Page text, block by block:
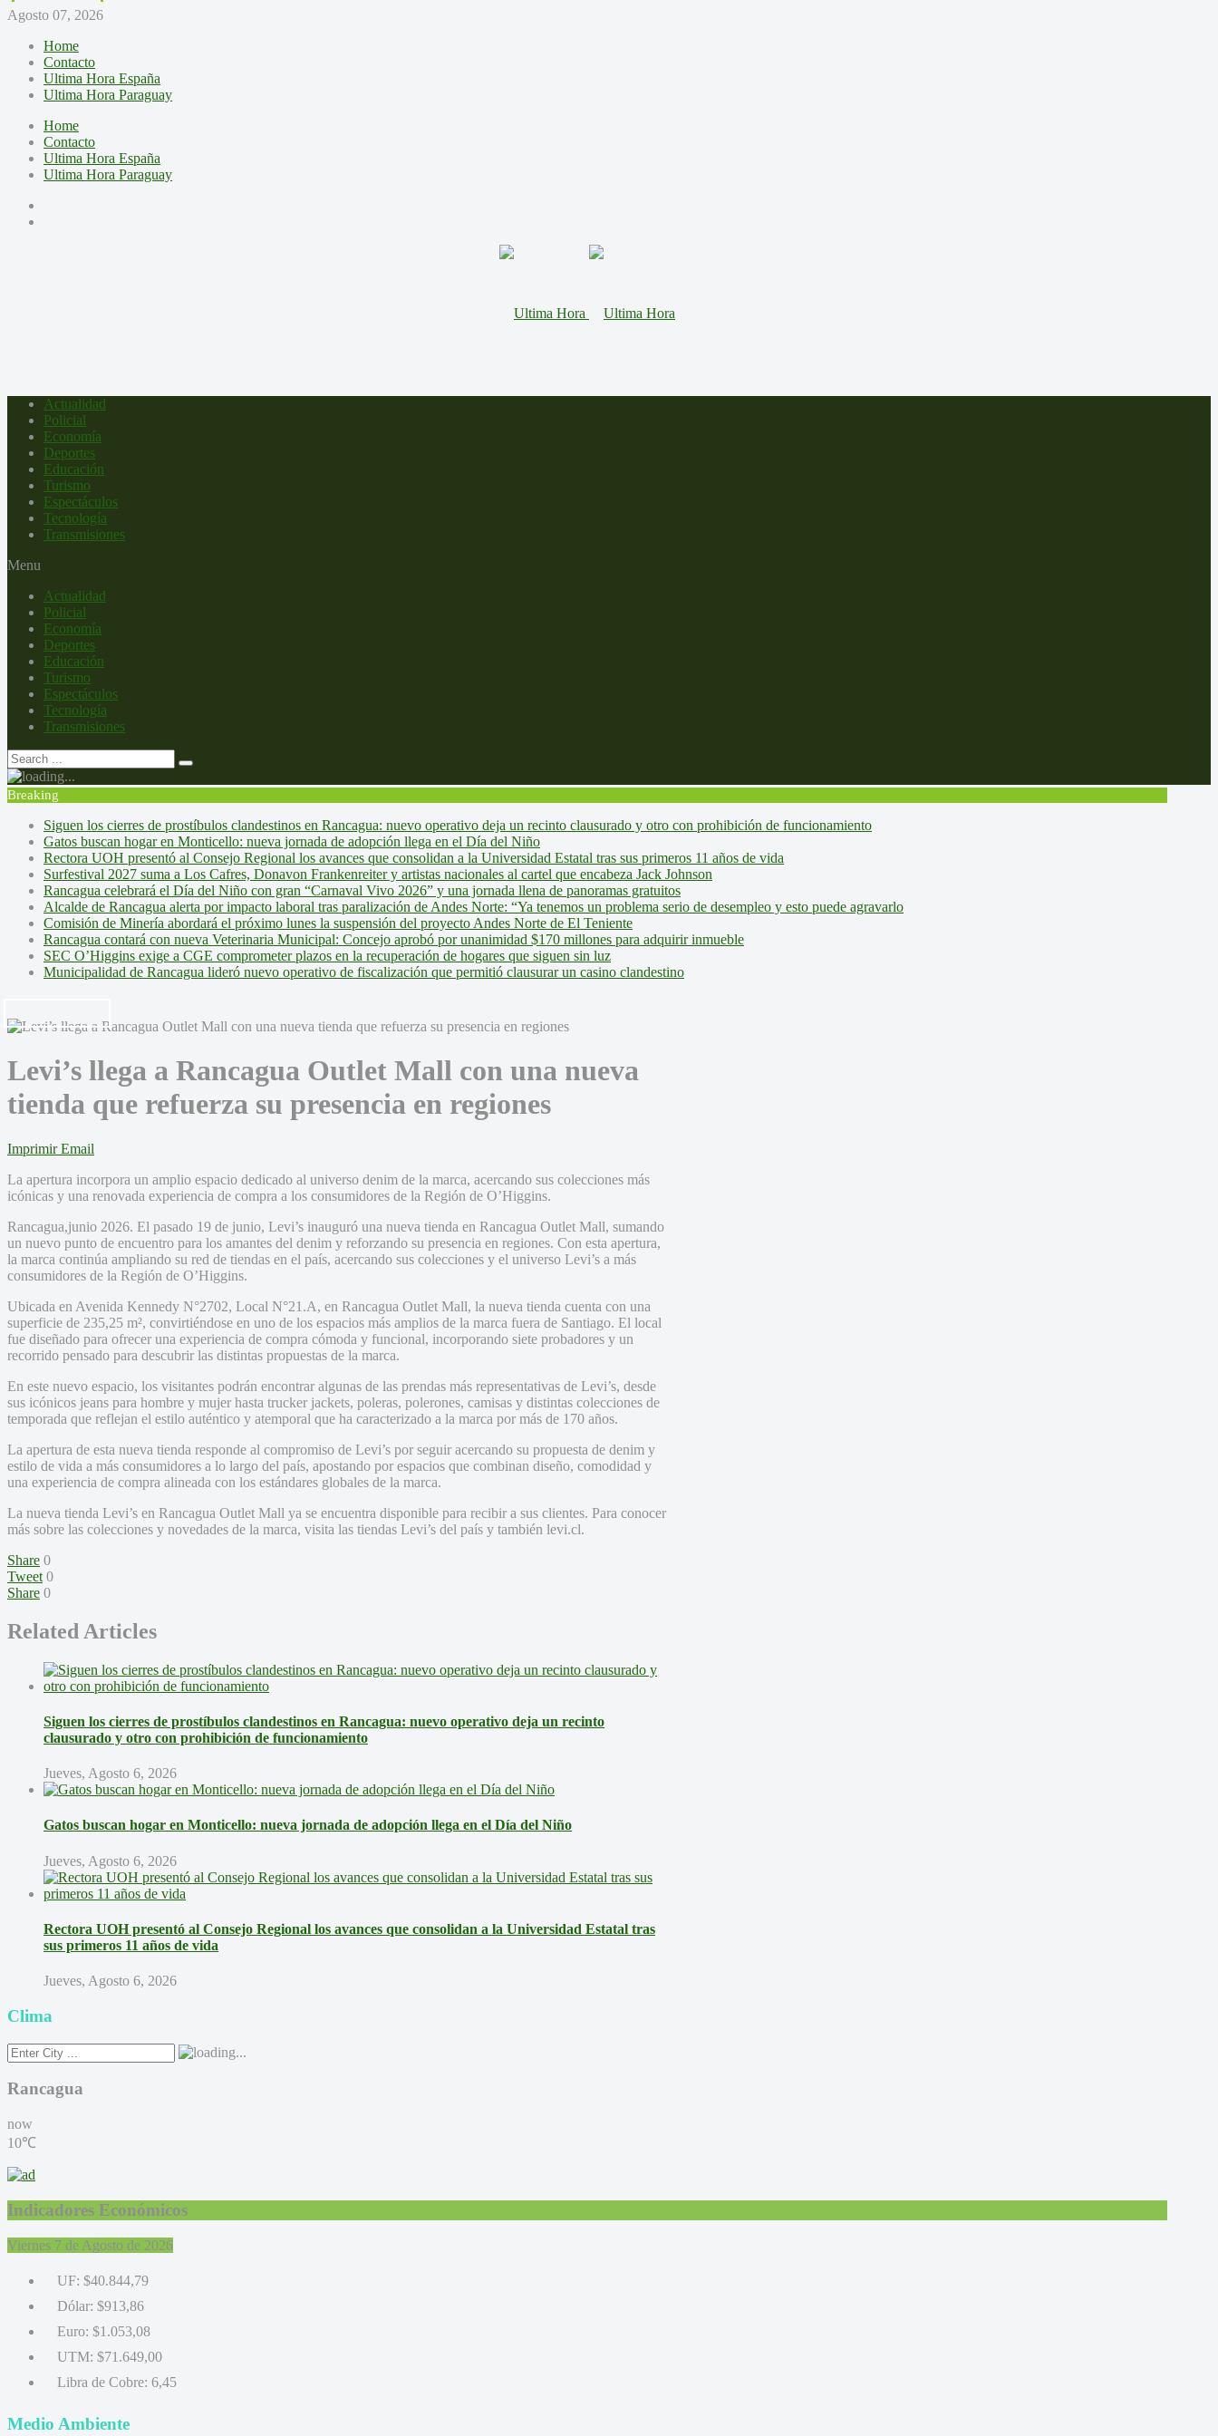
Agosto 07, 2026
Home
Contacto
Ultima Hora España
Ultima Hora Paraguay
Home
Contacto
Ultima Hora España
Ultima Hora Paraguay
Actualidad
Policial
Economía
Deportes
Educación
Turismo
Espectáculos
Tecnología
Transmisiones
Menu
Actualidad
Policial
Economía
Deportes
Educación
Turismo
Espectáculos
Tecnología
Transmisiones
Breaking
Siguen los cierres de prostíbulos clandestinos en Rancagua: nuevo operativo deja un recinto clausurado y otro con prohibición de funcionamiento
Gatos buscan hogar en Monticello: nueva jornada de adopción llega en el Día del Niño
Rectora UOH presentó al Consejo Regional los avances que consolidan a la Universidad Estatal tras sus primeros 11 años de vida
Surfestival 2027 suma a Los Cafres, Donavon Frankenreiter y artistas nacionales al cartel que encabeza Jack Johnson
Rancagua celebrará el Día del Niño con gran “Carnaval Vivo 2026” y una jornada llena de panoramas gratuitos
Alcalde de Rancagua alerta por impacto laboral tras paralización de Andes Norte: “Ya tenemos un problema serio de desempleo y esto puede agravarlo
Comisión de Minería abordará el próximo lunes la suspensión del proyecto Andes Norte de El Teniente
Rancagua contará con nueva Veterinaria Municipal: Concejo aprobó por unanimidad $170 millones para adquirir inmueble
SEC O’Higgins exige a CGE comprometer plazos en la recuperación de hogares que siguen sin luz
Municipalidad de Rancagua lideró nuevo operativo de fiscalización que permitió clausurar un casino clandestino
Levi’s llega a Rancagua Outlet Mall con una nueva
tienda que refuerza su presencia en regiones
Imprimir Email
La apertura incorpora un amplio espacio dedicado al universo denim de la marca, acercando sus colecciones más
icónicas y una renovada experiencia de compra a los consumidores de la Región de O’Higgins.
Rancagua,junio 2026. El pasado 19 de junio, Levi’s inauguró una nueva tienda en Rancagua Outlet Mall, sumando
un nuevo punto de encuentro para los amantes del denim y reforzando su presencia en regiones. Con esta apertura,
la marca continúa ampliando su red de tiendas en el país, acercando sus colecciones y el universo Levi’s a más
consumidores de la Región de O’Higgins.
Ubicada en Avenida Kennedy N°2702, Local N°21.A, en Rancagua Outlet Mall, la nueva tienda cuenta con una
superficie de 235,25 m², convirtiéndose en uno de los espacios más amplios de la marca fuera de Santiago. El local
fue diseñado para ofrecer una experiencia de compra cómoda y funcional, incorporando siete probadores y un
recorrido pensado para descubrir las distintas propuestas de la marca.
En este nuevo espacio, los visitantes podrán encontrar algunas de las prendas más representativas de Levi’s, desde
sus icónicos jeans para hombre y mujer hasta trucker jackets, poleras, polerones, camisas y distintas colecciones de
temporada que reflejan el estilo auténtico y atemporal que ha caracterizado a la marca por más de 170 años.
La apertura de esta nueva tienda responde al compromiso de Levi’s por seguir acercando su propuesta de denim y
estilo de vida a más consumidores a lo largo del país, apostando por espacios que combinan diseño, comodidad y
una experiencia de compra alineada con los estándares globales de la marca.
La nueva tienda Levi’s en Rancagua Outlet Mall ya se encuentra disponible para recibir a sus clientes. Para conocer
más sobre las colecciones y novedades de la marca, visita las tiendas Levi’s del país y también levi.cl.
Share 0
Tweet 0
Share 0
Related Articles
Siguen los cierres de prostíbulos clandestinos en Rancagua: nuevo operativo deja un recinto
clausurado y otro con prohibición de funcionamiento
Jueves, Agosto 6, 2026
Gatos buscan hogar en Monticello: nueva jornada de adopción llega en el Día del Niño
Jueves, Agosto 6, 2026
Rectora UOH presentó al Consejo Regional los avances que consolidan a la Universidad Estatal tras
sus primeros 11 años de vida
Jueves, Agosto 6, 2026
Clima
Rancagua
now
10℃
Indicadores Económicos
Viernes 7 de Agosto de 2026
UF: $40.844,79
Dólar: $913,86
Euro: $1.053,08
UTM: $71.649,00
Libra de Cobre: 6,45
Medio Ambiente